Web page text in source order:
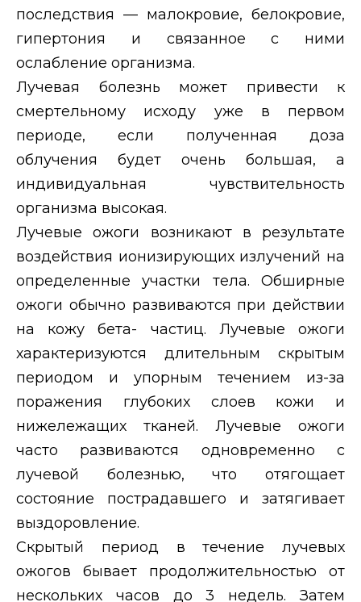
последствия — малокровие, белокровие,
гипертония и связанное с ними
ослабление организма.
Лучевая болезнь может привести к
смертельному исходу уже в первом
периоде, если полученная доза
облучения будет очень большая, а
индивидуальная чувствительность
организма высокая.
Лучевые ожоги возникают в результате
воздействия ионизирующих излучений на
определенные участки тела. Обширные
ожоги обычно развиваются при действии
на кожу бета- частиц. Лучевые ожоги
характеризуются длительным скрытым
периодом и упорным течением из-за
поражения глубоких слоев кожи и
нижележащих тканей. Лучевые ожоги
часто развиваются одновременно с
лучевой болезнью, что отягощает
состояние пострадавшего и затягивает
выздоровление.
Скрытый период в течение лучевых
ожогов бывает продолжительностью от
нескольких часов до 3 недель. Затем